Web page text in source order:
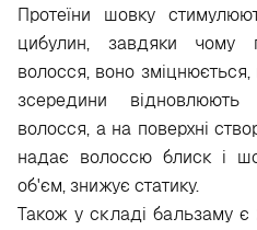
Протеїни шовку
цибулин, завдяки чому
волосся, воно
зсередини відновлюють
волосся, а на поверхні
надає волоссю блиск і
об'єм, знижує статику.
Також у складі бальзаму є